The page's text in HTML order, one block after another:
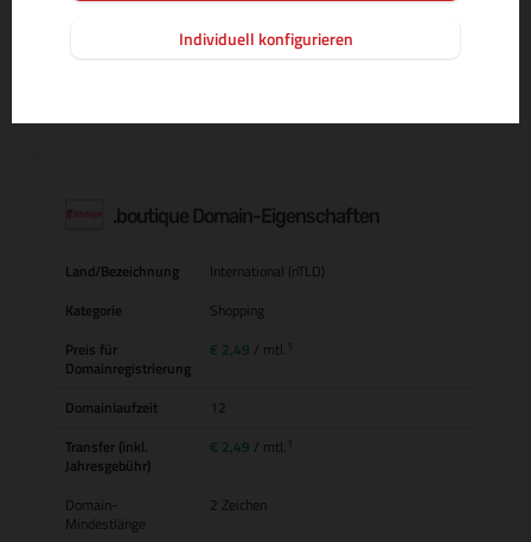
Individuell konfigurieren
.boutique Domain-Eigenschaften
Land/Bezeichnung
International (nTLD)
Kategorie
Shopping
Preis für
Domainregistrierung
€ 2,49 / mtl.
Domainlaufzeit
12
Transfer (inkl.
Jahresgebühr)
€ 2,49 / mtl.
Domain-
Mindestlänge
2 Zeichen